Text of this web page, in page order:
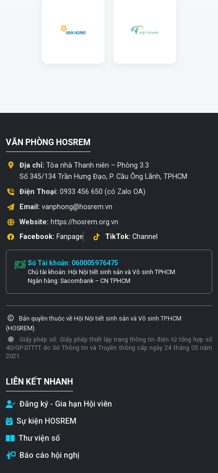
VĂN PHÒNG HOSREM
Địa chỉ: Tòa nhà Thanh niên – Phòng 3.3
Số 345/134 Trần Hưng Đạo, P. Cầu Ông Lãnh, TPHCM
Điện Thoại: 0933 456 650 (có Zalo OA)
Email: vanphong@hosrem.vn
Website: https://hosrem.org.vn
Facebook: Fanpage TikTok: Channel
Số Tài khoản: 060005976475
Chủ tài khoản: Hội Nội tiết sinh sản và Vô sinh TPHCM
Ngân hàng: Sacombank – CN TPHCM
Bản quyền thuộc về Hội Nội tiết sinh sản và Vô sinh TP.HCM
(HOSREM).
Giấy phép số: Giấy phép thiết lập trang thông tin điện tử tổng hợp số
40/GP-STTTT do Sở Thông tin và Truyền thông cấp ngày 24 tháng 05 năm
2021.
LIÊN KẾT NHANH
Đăng ký - Gia hạn Hội viên
Sự kiện HOSREM
Thư viện số
Báo cáo hội nghị